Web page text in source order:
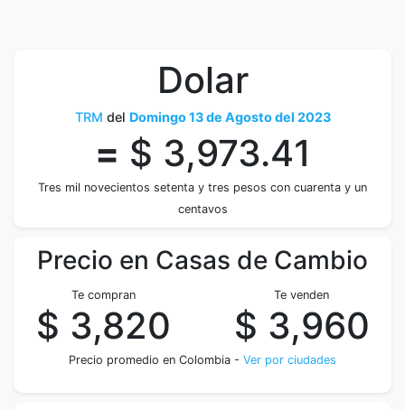
Dolar
TRM del Domingo 13 de Agosto del 2023
= $ 3,973.41
Tres mil novecientos setenta y tres pesos con cuarenta y un
centavos
Precio en Casas de Cambio
Te compran
$ 3,820
Te venden
$ 3,960
Precio promedio en Colombia - Ver por ciudades